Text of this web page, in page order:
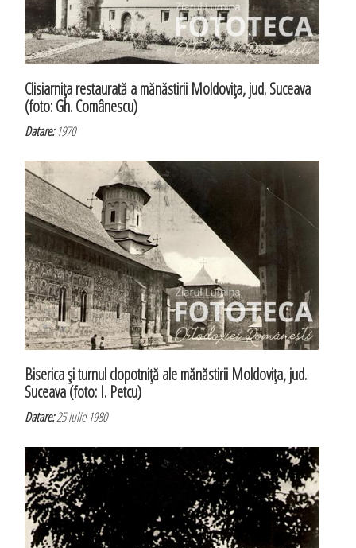
Clisiarniţa restaurată a mănăstirii Moldoviţa, jud. Suceava
(foto: Gh. Comânescu)
Datare:1970
Biserica şi turnul clopotniţă ale mănăstirii Moldoviţa, jud.
Suceava (foto: I. Petcu)
Datare:25 iulie 1980